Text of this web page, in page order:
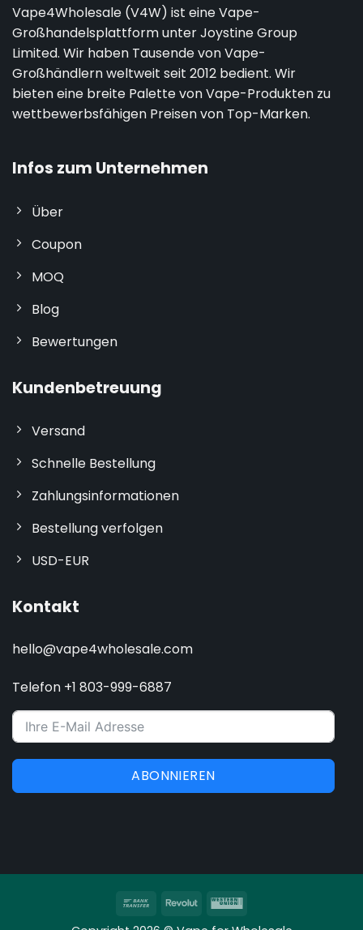
Vape4Wholesale (V4W) ist eine Vape-
Großhandelsplattform unter Joystine Group
Limited. Wir haben Tausende von Vape-
Großhändlern weltweit seit 2012 bedient. Wir
bieten eine breite Palette von Vape-Produkten zu
wettbewerbsfähigen Preisen von Top-Marken.
Infos zum Unternehmen
Über
Coupon
MOQ
Blog
Bewertungen
Kundenbetreuung
Versand
Schnelle Bestellung
Zahlungsinformationen
Bestellung verfolgen
USD-EUR
Kontakt
hello@vape4wholesale.com
Telefon +1 803-999-6887
ABONNIEREN
Banküberweisung
RevolutWestern